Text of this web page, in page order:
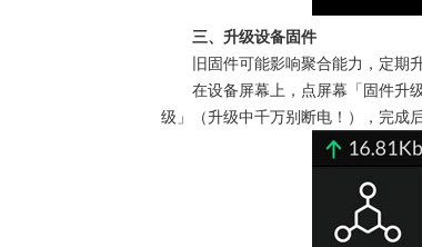
三、升级设备固件
旧固件可能影响聚合能力，定期
在设备屏幕上，点屏幕「固件升
级」（升级中千万别断电！），完成